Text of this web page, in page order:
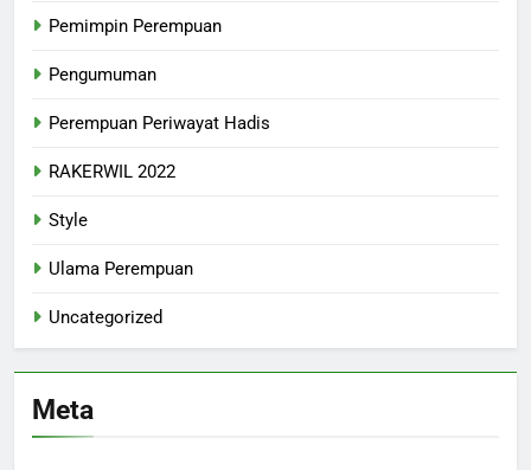
Pemimpin Perempuan
Pengumuman
Perempuan Periwayat Hadis
RAKERWIL 2022
Style
Ulama Perempuan
Uncategorized
Meta